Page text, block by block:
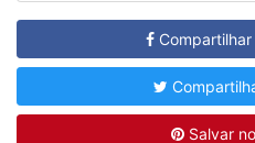
Compartilhar
Salvar